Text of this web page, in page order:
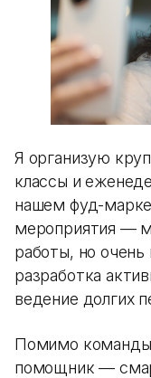
Я организую
классы и
нашем фуд-
мероприятия —
работы, но очень
разработка
ведение долгих
Помимо
помощник —